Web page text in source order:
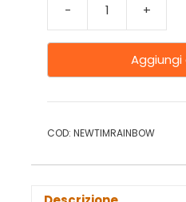
- +
Aggiungi
COD: NEWTIMRAINBOW